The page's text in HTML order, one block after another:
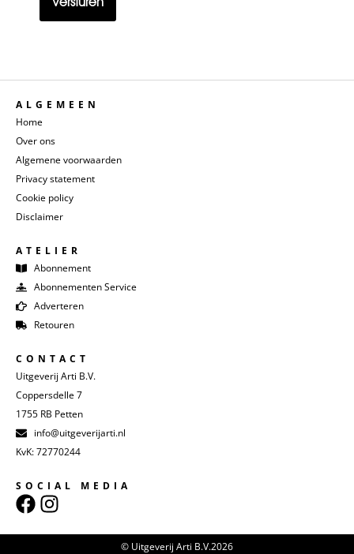
ALGEMEEN
Home
Over ons
Algemene voorwaarden
Privacy statement
Cookie policy
Disclaimer
ATELIER
Abonnement
Abonnementen Service
Adverteren
Retouren
CONTACT
Uitgeverij Arti B.V.
Coppersdelle 7
1755 RB Petten
info@uitgeverijarti.nl
KvK: 72770244
SOCIAL MEDIA
© Uitgeverij Arti B.V.2026